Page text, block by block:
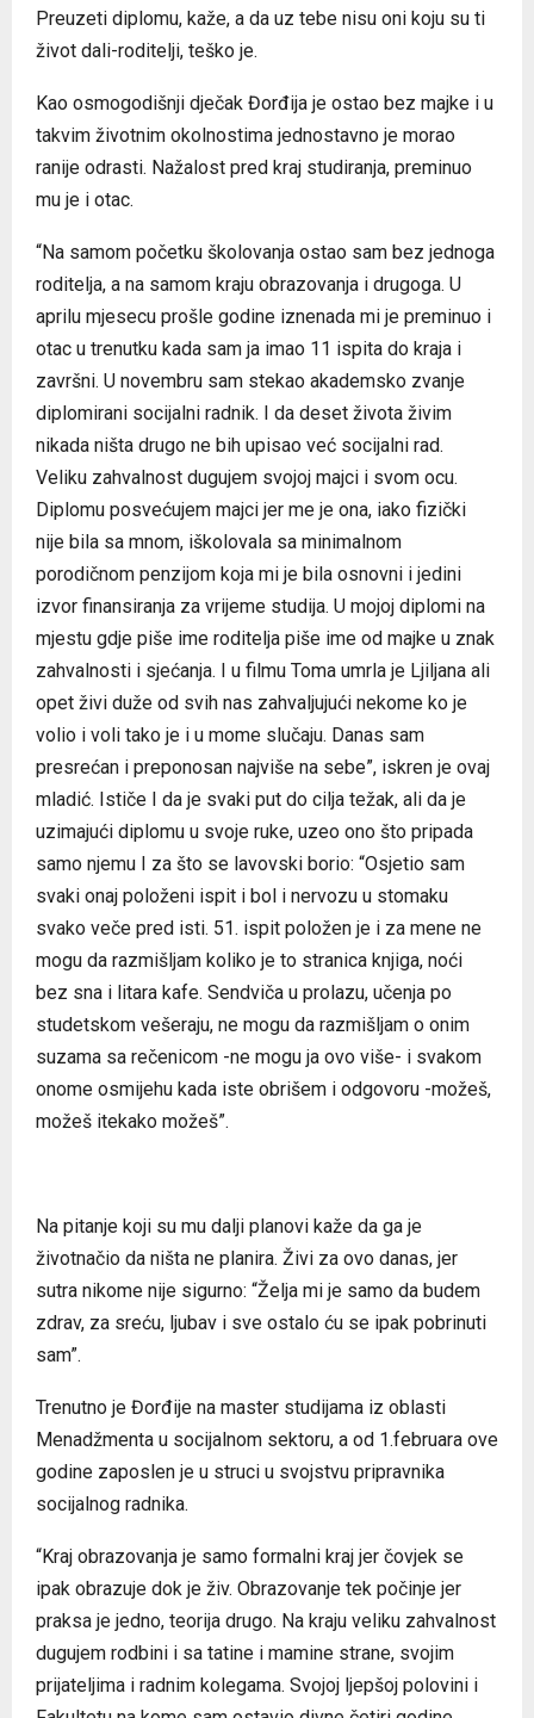
Preuzeti diplomu, kaže, a da uz tebe nisu oni koju su ti
život dali-roditelji, teško je.
Kao osmogodišnji dječak Đorđija je ostao bez majke i u
takvim životnim okolnostima jednostavno je morao
ranije odrasti. Nažalost pred kraj studiranja, preminuo
mu je i otac.
“Na samom početku školovanja ostao sam bez jednoga
roditelja, a na samom kraju obrazovanja i drugoga. U
aprilu mjesecu prošle godine iznenada mi je preminuo i
otac u trenutku kada sam ja imao 11 ispita do kraja i
završni. U novembru sam stekao akademsko zvanje
diplomirani socijalni radnik. I da deset života živim
nikada ništa drugo ne bih upisao već socijalni rad.
Veliku zahvalnost dugujem svojoj majci i svom ocu.
Diplomu posvećujem majci jer me je ona, iako fizički
nije bila sa mnom, iškolovala sa minimalnom
porodičnom penzijom koja mi je bila osnovni i jedini
izvor finansiranja za vrijeme studija. U mojoj diplomi na
mjestu gdje piše ime roditelja piše ime od majke u znak
zahvalnosti i sjećanja. I u filmu Toma umrla je Ljiljana ali
opet živi duže od svih nas zahvaljujući nekome ko je
volio i voli tako je i u mome slučaju. Danas sam
presrećan i preponosan najviše na sebe”, iskren je ovaj
mladić. Ističe I da je svaki put do cilja težak, ali da je
uzimajući diplomu u svoje ruke, uzeo ono što pripada
samo njemu I za što se lavovski borio: “Osjetio sam
svaki onaj položeni ispit i bol i nervozu u stomaku
svako veče pred isti. 51. ispit položen je i za mene ne
mogu da razmišljam koliko je to stranica knjiga, noći
bez sna i litara kafe. Sendviča u prolazu, učenja po
studetskom vešeraju, ne mogu da razmišljam o onim
suzama sa rečenicom -ne mogu ja ovo više- i svakom
onome osmijehu kada iste obrišem i odgovoru -možeš,
možeš itekako možeš”.
Na pitanje koji su mu dalji planovi kaže da ga je
životnačio da ništa ne planira. Živi za ovo danas, jer
sutra nikome nije sigurno: “Želja mi je samo da budem
zdrav, za sreću, ljubav i sve ostalo ću se ipak pobrinuti
sam”.
Trenutno je Đorđije na master studijama iz oblasti
Menadžmenta u socijalnom sektoru, a od 1.februara ove
godine zaposlen je u struci u svojstvu pripravnika
socijalnog radnika.
“Kraj obrazovanja je samo formalni kraj jer čovjek se
ipak obrazuje dok je živ. Obrazovanje tek počinje jer
praksa je jedno, teorija drugo. Na kraju veliku zahvalnost
dugujem rodbini i sa tatine i mamine strane, svojim
prijateljima i radnim kolegama. Svojoj ljepšoj polovini i